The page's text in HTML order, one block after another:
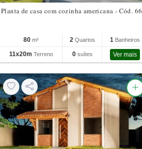
Planta de casa com cozinha americana - Cód. 66
80 m² 2 Quartos 1 Banheiros
11x20m Terreno 0 suítes Ver mais